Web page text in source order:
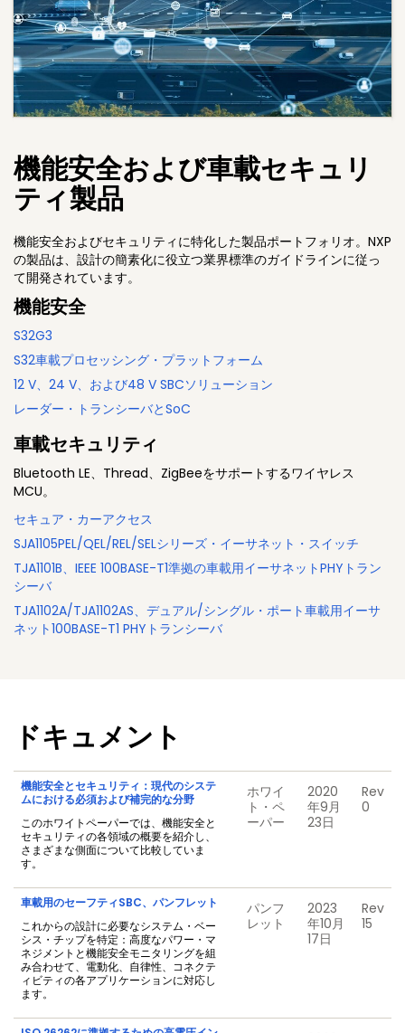
機能安全および車載セキュリ
ティ製品
機能安全およびセキュリティに特化した製品ポートフォリオ。NXP
の製品は、設計の簡素化に役立つ業界標準のガイドラインに従っ
て開発されています。
機能安全
S32G3
S32車載プロセッシング・プラットフォーム
12 V、24 V、および48 V SBCソリューション
レーダー・トランシーバとSoC
車載セキュリティ
Bluetooth LE、Thread、ZigBeeをサポートするワイヤレス
MCU。
セキュア・カーアクセス
SJA1105PEL/QEL/REL/SELシリーズ・イーサネット・スイッチ
TJA1101B、IEEE 100BASE-T1準拠の車載用イーサネットPHYトラン
シーバ
TJA1102A/TJA1102AS、デュアル/シングル・ポート車載用イーサ
ネット100BASE-T1 PHYトランシーバ
ドキュメント
機能安全とセキュリティ：現代のシステ
ムにおける必須および補完的な分野
このホワイトペーパーでは、機能安全と
セキュリティの各領域の概要を紹介し、
さまざまな側面について比較していま
す。
ホワイ
ト・ペ
ーパー
2020
年9月
23日
Rev
0
車載用のセーフティSBC、パンフレット
これからの設計に必要なシステム・ベー
シス・チップを特定：高度なパワー・マ
ネジメントと機能安全モニタリングを組
み合わせて、電動化、自律性、コネクテ
ィビティの各アプリケーションに対応し
ます。
パンフ
レット
2023
年10月
17日
Rev
15